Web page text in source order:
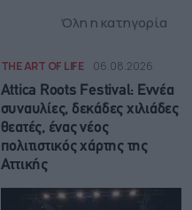
Όλη η κατηγορία
THE ART OF LIFE 06.08.2026
Attica Roots Festival: Εννέα
συναυλίες, δεκάδες χιλιάδες
θεατές, ένας νέος
πολιτιστικός χάρτης της
Αττικής